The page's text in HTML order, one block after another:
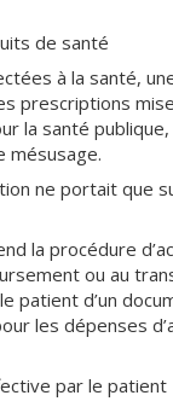
de santé
à la santé,
prescriptions
la santé
mésusage.
ne portait que
la procédure
ou au
patient d’un
les dépenses
par le patient